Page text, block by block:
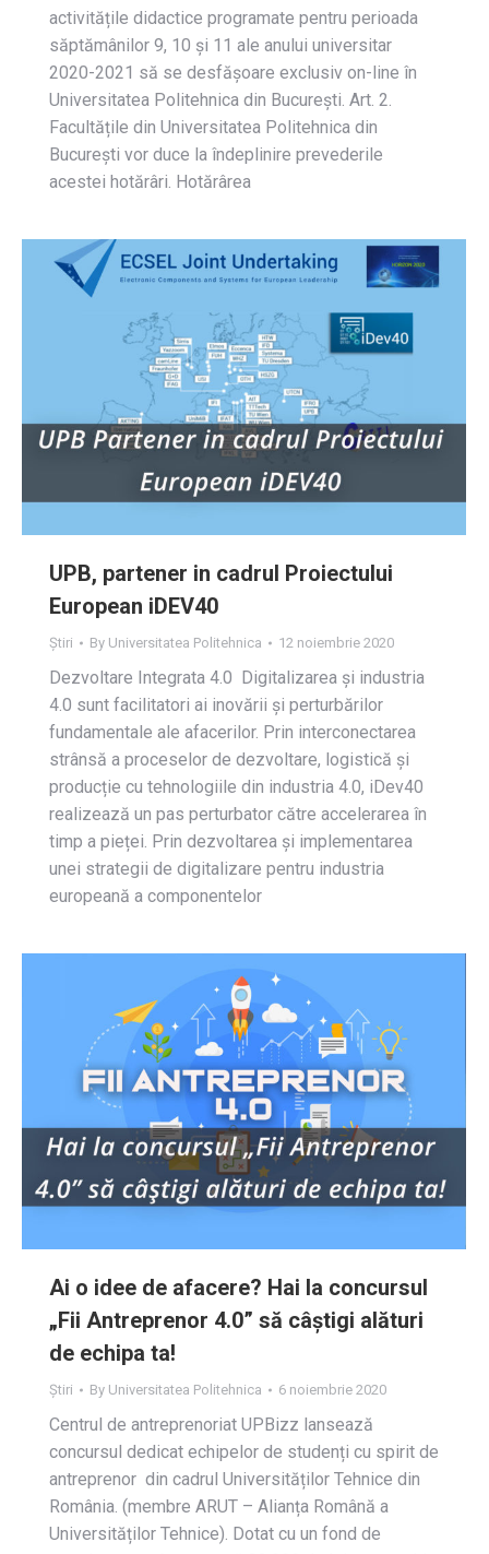
activitățile didactice programate pentru perioada
săptămânilor 9, 10 și 11 ale anului universitar
2020-2021 să se desfășoare exclusiv on-line în
Universitatea Politehnica din București. Art. 2.
Facultățile din Universitatea Politehnica din
București vor duce la îndeplinire prevederile
acestei hotărâri. Hotărârea
UPB, partener in cadrul Proiectului
European iDEV40
Știri By Universitatea Politehnica 12 noiembrie 2020
Dezvoltare Integrata 4.0 Digitalizarea și industria
4.0 sunt facilitatori ai inovării și perturbărilor
fundamentale ale afacerilor. Prin interconectarea
strânsă a proceselor de dezvoltare, logistică și
producție cu tehnologiile din industria 4.0, iDev40
realizează un pas perturbator către accelerarea în
timp a pieței. Prin dezvoltarea și implementarea
unei strategii de digitalizare pentru industria
europeană a componentelor
Ai o idee de afacere? Hai la concursul
„Fii Antreprenor 4.0” să câștigi alături
de echipa ta!
Știri By Universitatea Politehnica 6 noiembrie 2020
Centrul de antreprenoriat UPBizz lansează
concursul dedicat echipelor de studenți cu spirit de
antreprenor din cadrul Universităților Tehnice din
România. (membre ARUT – Alianța Română a
Universităților Tehnice). Dotat cu un fond de